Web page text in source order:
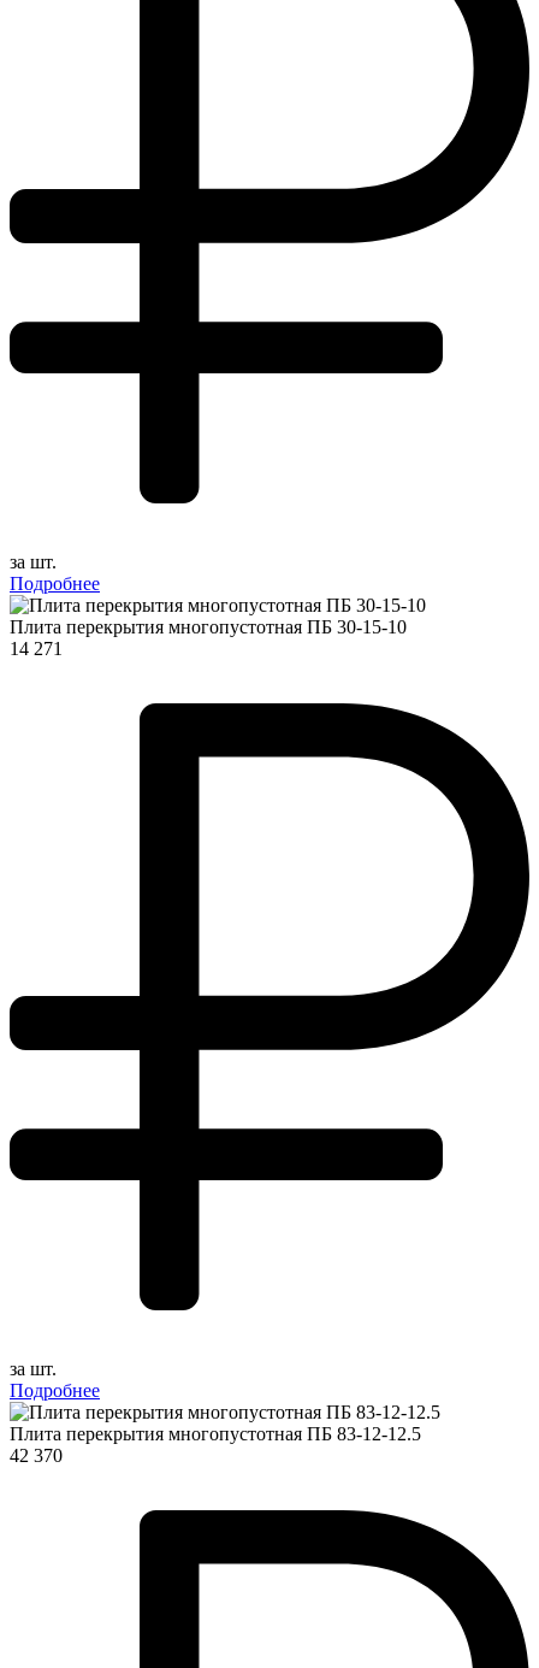
за шт.
Подробнее
Плита перекрытия многопустотная ПБ 30-15-10
14 271
за шт.
Подробнее
Плита перекрытия многопустотная ПБ 83-12-12.5
42 370